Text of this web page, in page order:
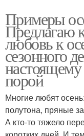
Примеры
Предлагаю
любовь к
сезонного
настоящему
порой
Многие любят
полутона, пряные
А кто-то тяжело